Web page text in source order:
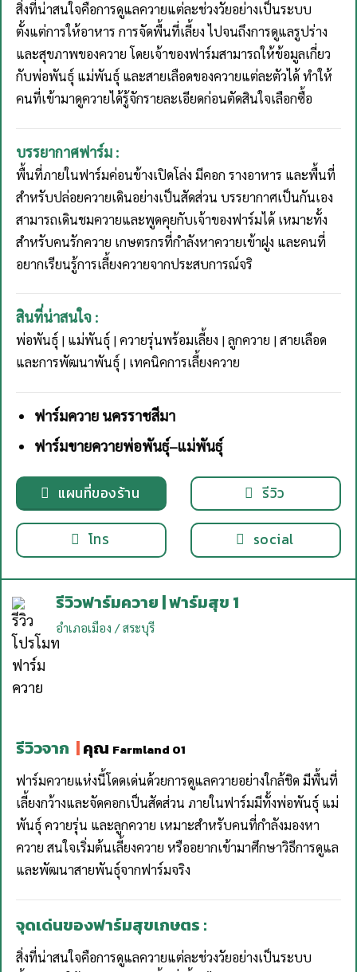
สิ่งที่น่าสนใจคือการดูแลควายแต่ละช่วงวัยอย่างเป็นระบบ
ตั้งแต่การให้อาหาร การจัดพื้นที่เลี้ยง ไปจนถึงการดูแลรูปร่าง
และสุขภาพของควาย โดยเจ้าของฟาร์มสามารถให้ข้อมูลเกี่ยว
กับพ่อพันธุ์ แม่พันธุ์ และสายเลือดของควายแต่ละตัวได้ ทำให้
คนที่เข้ามาดูควายได้รู้จักรายละเอียดก่อนตัดสินใจเลือกซื้อ
บรรยากาศฟาร์ม :
พื้นที่ภายในฟาร์มค่อนข้างเปิดโล่ง มีคอก รางอาหาร และพื้นที่
สำหรับปล่อยควายเดินอย่างเป็นสัดส่วน บรรยากาศเป็นกันเอง
สามารถเดินชมควายและพูดคุยกับเจ้าของฟาร์มได้ เหมาะทั้ง
สำหรับคนรักควาย เกษตรกรที่กำลังหาควายเข้าฝูง และคนที่
อยากเรียนรู้การเลี้ยงควายจากประสบการณ์จริ
สินที่น่าสนใจ :
พ่อพันธุ์ | แม่พันธุ์ | ควายรุ่นพร้อมเลี้ยง | ลูกควาย | สายเลือด
และการพัฒนาพันธุ์ | เทคนิคการเลี้ยงควาย
ฟาร์มควาย นครราชสีมา
ฟาร์มขายควายพ่อพันธุ์–แม่พันธุ์
แผนที่ของร้าน รีวิว
โทร social
รีวิวฟาร์มควาย | ฟาร์มสุข 1
อำเภอเมือง / สระบุรี
รีวิวจาก |คุณ Farmland 01
ฟาร์มควายแห่งนี้โดดเด่นด้วยการดูแลควายอย่างใกล้ชิด มีพื้นที่
เลี้ยงกว้างและจัดคอกเป็นสัดส่วน ภายในฟาร์มมีทั้งพ่อพันธุ์ แม่
พันธุ์ ควายรุ่น และลูกควาย เหมาะสำหรับคนที่กำลังมองหา
ควาย สนใจเริ่มต้นเลี้ยงควาย หรืออยากเข้ามาศึกษาวิธีการดูแล
และพัฒนาสายพันธุ์จากฟาร์มจริง
จุดเด่นของฟาร์มสุขเกษตร :
สิ่งที่น่าสนใจคือการดูแลควายแต่ละช่วงวัยอย่างเป็นระบบ